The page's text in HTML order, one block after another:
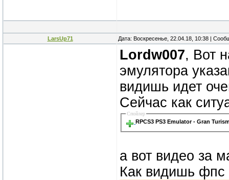
LarsUp71 Дата: Воскресенье, 22.04.18, 10:38 |
Lordw007, Вот
эмулятора
видишь идет
Сейчас как
Спойлер
RPCS3 PS3 Emulator - Gran
а вот видео за
Как видишь фпс